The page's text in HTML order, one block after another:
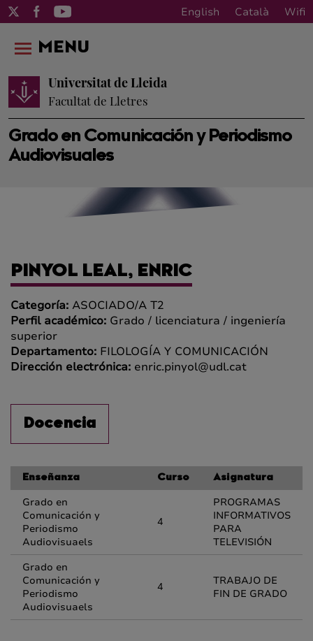
English Català Wifi
Grado en Comunicación y Periodismo
Audiovisuales
Universitat de Lleida
Facultat de Lletres
MENU
PINYOL LEAL, ENRIC
Categoría: ASOCIADO/A T2
Perfil académico: Grado / licenciatura / ingeniería
superior
Departamento: FILOLOGÍA Y COMUNICACIÓN
Dirección electrónica: enric.pinyol@udl.cat
Docencia
Enseñanza Curso Asignatura
Grado en
Comunicación y
Periodismo
Audiovisuaels
4
PROGRAMAS
INFORMATIVOS
PARA
TELEVISIÓN
Grado en
Comunicación y
Periodismo
Audiovisuaels
4
TRABAJO DE
FIN DE GRADO